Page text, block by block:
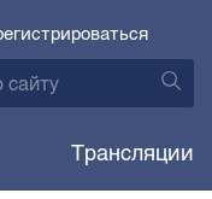
Трансляции